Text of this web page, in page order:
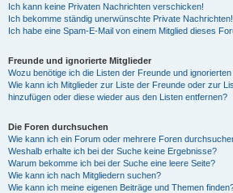
Ich kann keine Privaten Nachrichten verschicken!
Ich bekomme ständig unerwünschte Private Nachrichten!
Ich habe eine Spam-E-Mail von einem Mitglied dieses
Freunde und ignorierte Mitglieder
Wozu benötige ich die Listen der Freunde und ignorierten
Wie kann ich Mitglieder zur Liste der Freunde oder zur
hinzufügen oder diese wieder aus den Listen entfernen?
Die Foren durchsuchen
Wie kann ich ein Forum oder mehrere Foren
Weshalb erhalte ich bei der Suche keine Ergebnisse?
Warum bekomme ich bei der Suche eine leere Seite?
Wie kann ich nach Mitgliedern suchen?
Wie kann ich meine eigenen Beiträge und Themen